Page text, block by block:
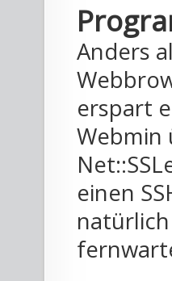
Anders
erspart
Webmin
einen